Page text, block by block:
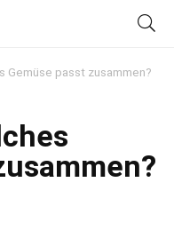
Gemüse passt zusammen?